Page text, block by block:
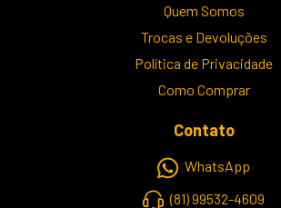
Quem Somos
Trocas e Devoluções
Política de Privacidade
Como Comprar
Contato
WhatsApp
(81) 99532-4609